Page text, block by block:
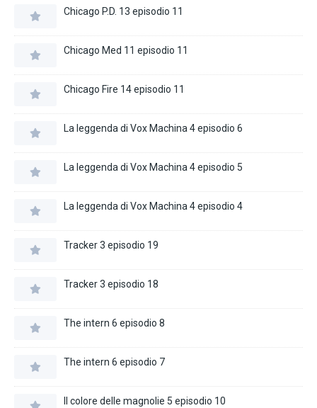
Chicago P.D. 13 episodio 11
Chicago Med 11 episodio 11
Chicago Fire 14 episodio 11
La leggenda di Vox Machina 4 episodio 6
La leggenda di Vox Machina 4 episodio 5
La leggenda di Vox Machina 4 episodio 4
Tracker 3 episodio 19
Tracker 3 episodio 18
The intern 6 episodio 8
The intern 6 episodio 7
Il colore delle magnolie 5 episodio 10